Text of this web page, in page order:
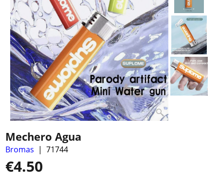
Mechero Agua
Bromas 71744
€4.50